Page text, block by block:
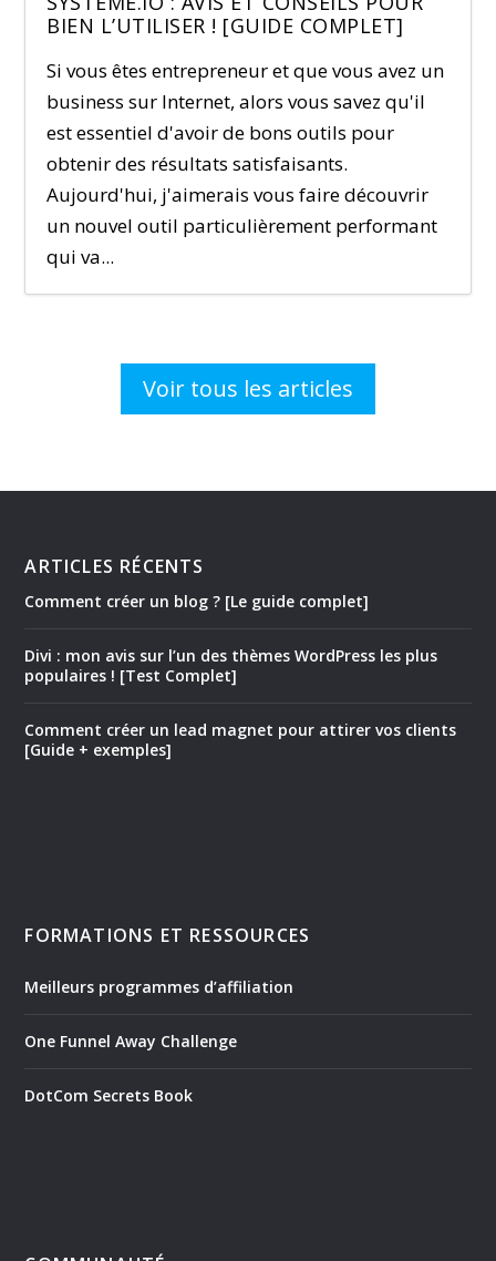
BIEN L’UTILISER ! [GUIDE COMPLET]
Si vous êtes entrepreneur et que vous avez un
business sur Internet, alors vous savez qu'il
est essentiel d'avoir de bons outils pour
obtenir des résultats satisfaisants.
Aujourd'hui, j'aimerais vous faire découvrir
un nouvel outil particulièrement performant
qui va...
Voir tous les articles
ARTICLES RÉCENTS
Comment créer un blog ? [Le guide complet]
Divi : mon avis sur l’un des thèmes WordPress les plus
populaires ! [Test Complet]
Comment créer un lead magnet pour attirer vos clients
[Guide + exemples]
FORMATIONS ET RESSOURCES
Meilleurs programmes d’affiliation
One Funnel Away Challenge
DotCom Secrets Book